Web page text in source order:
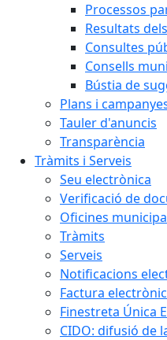
Processos
Resultats
Consultes
Consells
Bústia de
Plans i
Tauler d'anuncis
Transparència
Tràmits i Serveis
Seu electrònica
Verificació de
Oficines
Tràmits
Serveis
Notificacions
Factura
Finestreta Única
CIDO: difusió de